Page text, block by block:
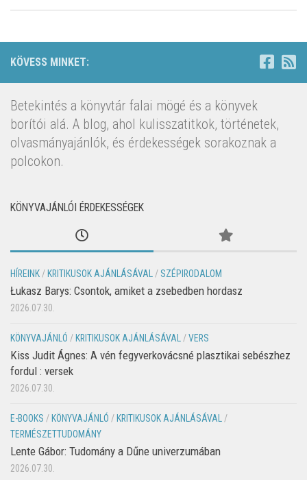
KÖVESS MINKET:
Betekintés a könyvtár falai mögé és a könyvek
borítói alá. A blog, ahol kulisszatitkok, történetek,
olvasmányajánlók, és érdekességek sorakoznak a
polcokon.
KÖNYVAJÁNLÓI ÉRDEKESSÉGEK
HÍREINK / KRITIKUSOK AJÁNLÁSÁVAL / SZÉPIRODALOM
Łukasz Barys: Csontok, amiket a zsebedben hordasz
2026.07.30.
KÖNYVAJÁNLÓ / KRITIKUSOK AJÁNLÁSÁVAL /VERS
Kiss Judit Ágnes: A vén fegyverkovácsné plasztikai sebészhez
fordul : versek
2026.07.30.
E-BOOKS / KÖNYVAJÁNLÓ / KRITIKUSOK AJÁNLÁSÁVAL
/
TERMÉSZETTUDOMÁNY
Lente Gábor: Tudomány a Dűne univerzumában
2026.07.30.